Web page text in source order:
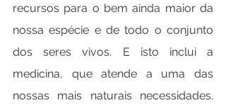
recursos para o bem ainda maior da
nossa espécie e de todo o conjunto
dos seres vivos. E isto inclui a
medicina, que atende a uma das
nossas mais naturais necessidades.